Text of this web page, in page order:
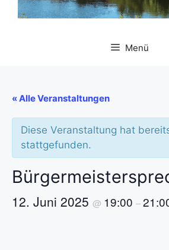
Menü
« Alle Veranstaltungen
Diese Veranstaltung hat
stattgefunden.
12. Juni 2025 @ 19:00 –